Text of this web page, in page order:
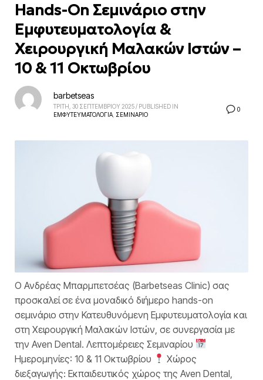
Hands-On Σεμινάριο στην
Εμφυτευματολογία &
Χειρουργική Μαλακών Ιστών –
10 & 11 Οκτωβρίου
0
barbetseas
ΤΡΙΤΗ, 30 ΣΕΠΤΕΜΒΡΙΟΥ 2025/ PUBLISHED IN
ΕΜΦΥΤΕΥΜΑΤΟΛΟΓΙΑ ΣΕΜΙΝΑΡΙΟ
Ο Ανδρέας Μπαρμπετσέας (Barbetseas Clinic) σας
προσκαλεί σε ένα μοναδικό διήμερο hands-on
σεμινάριο στην Κατευθυνόμενη Εμφυτευματολογία και
στη Χειρουργική Μαλακών Ιστών, σε συνεργασία με
την Aven Dental. Λεπτομέρειες Σεμιναρίου
Ημερομηνίες: 10 & 11 Οκτωβρίου
Χώρος
διεξαγωγής: Εκπαιδευτικός χώρος της Aven Dental,